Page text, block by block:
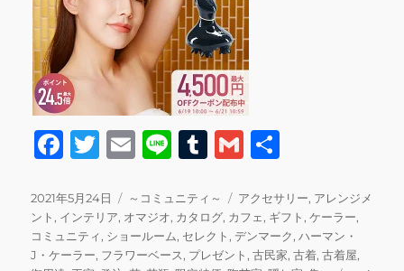
F
c
e
b
T
it
te
r
E
ai
l
Li
e
T
m
bl
r
G
ai
l
投
稿
日:
2021年5月24日
カ
テ
ゴ
リ
～コミュニティ～
タ
グ
アクセサリー, アレンジメ
ント , インテリア, オマジオ, カタログ, カフェ, ギフト ,ケーラー,
コミュニティ, ショールーム, セレクト , デンマーク,ハーマン・
J・ケーラー, フラワーベース, プレゼント ,古民家,古着,古着屋,